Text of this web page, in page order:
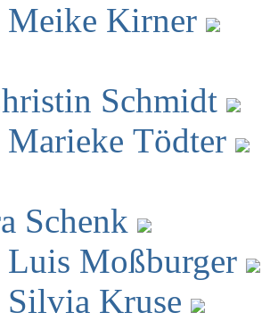
Meike Kirner
Schmidt
Tödter
Schenk
Luis Moßburger
Kruse